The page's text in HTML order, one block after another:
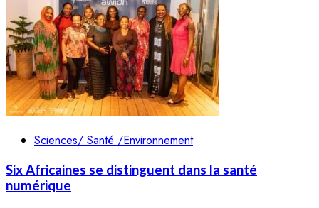
Sciences/ Santé /Environnement
Six Africaines se distinguent dans la santé
numérique